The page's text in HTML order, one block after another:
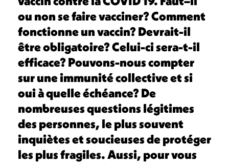
ou non se faire vacciner? Comment
fonctionne un vaccin? Devrait-il
être obligatoire? Celui-ci sera-t-il
efficace? Pouvons-nous compter
sur une immunité collective et si
oui à quelle échéance? De
nombreuses questions légitimes
des personnes, le plus souvent
inquiètes et soucieuses de protéger
les plus fragiles. Aussi, pour vous